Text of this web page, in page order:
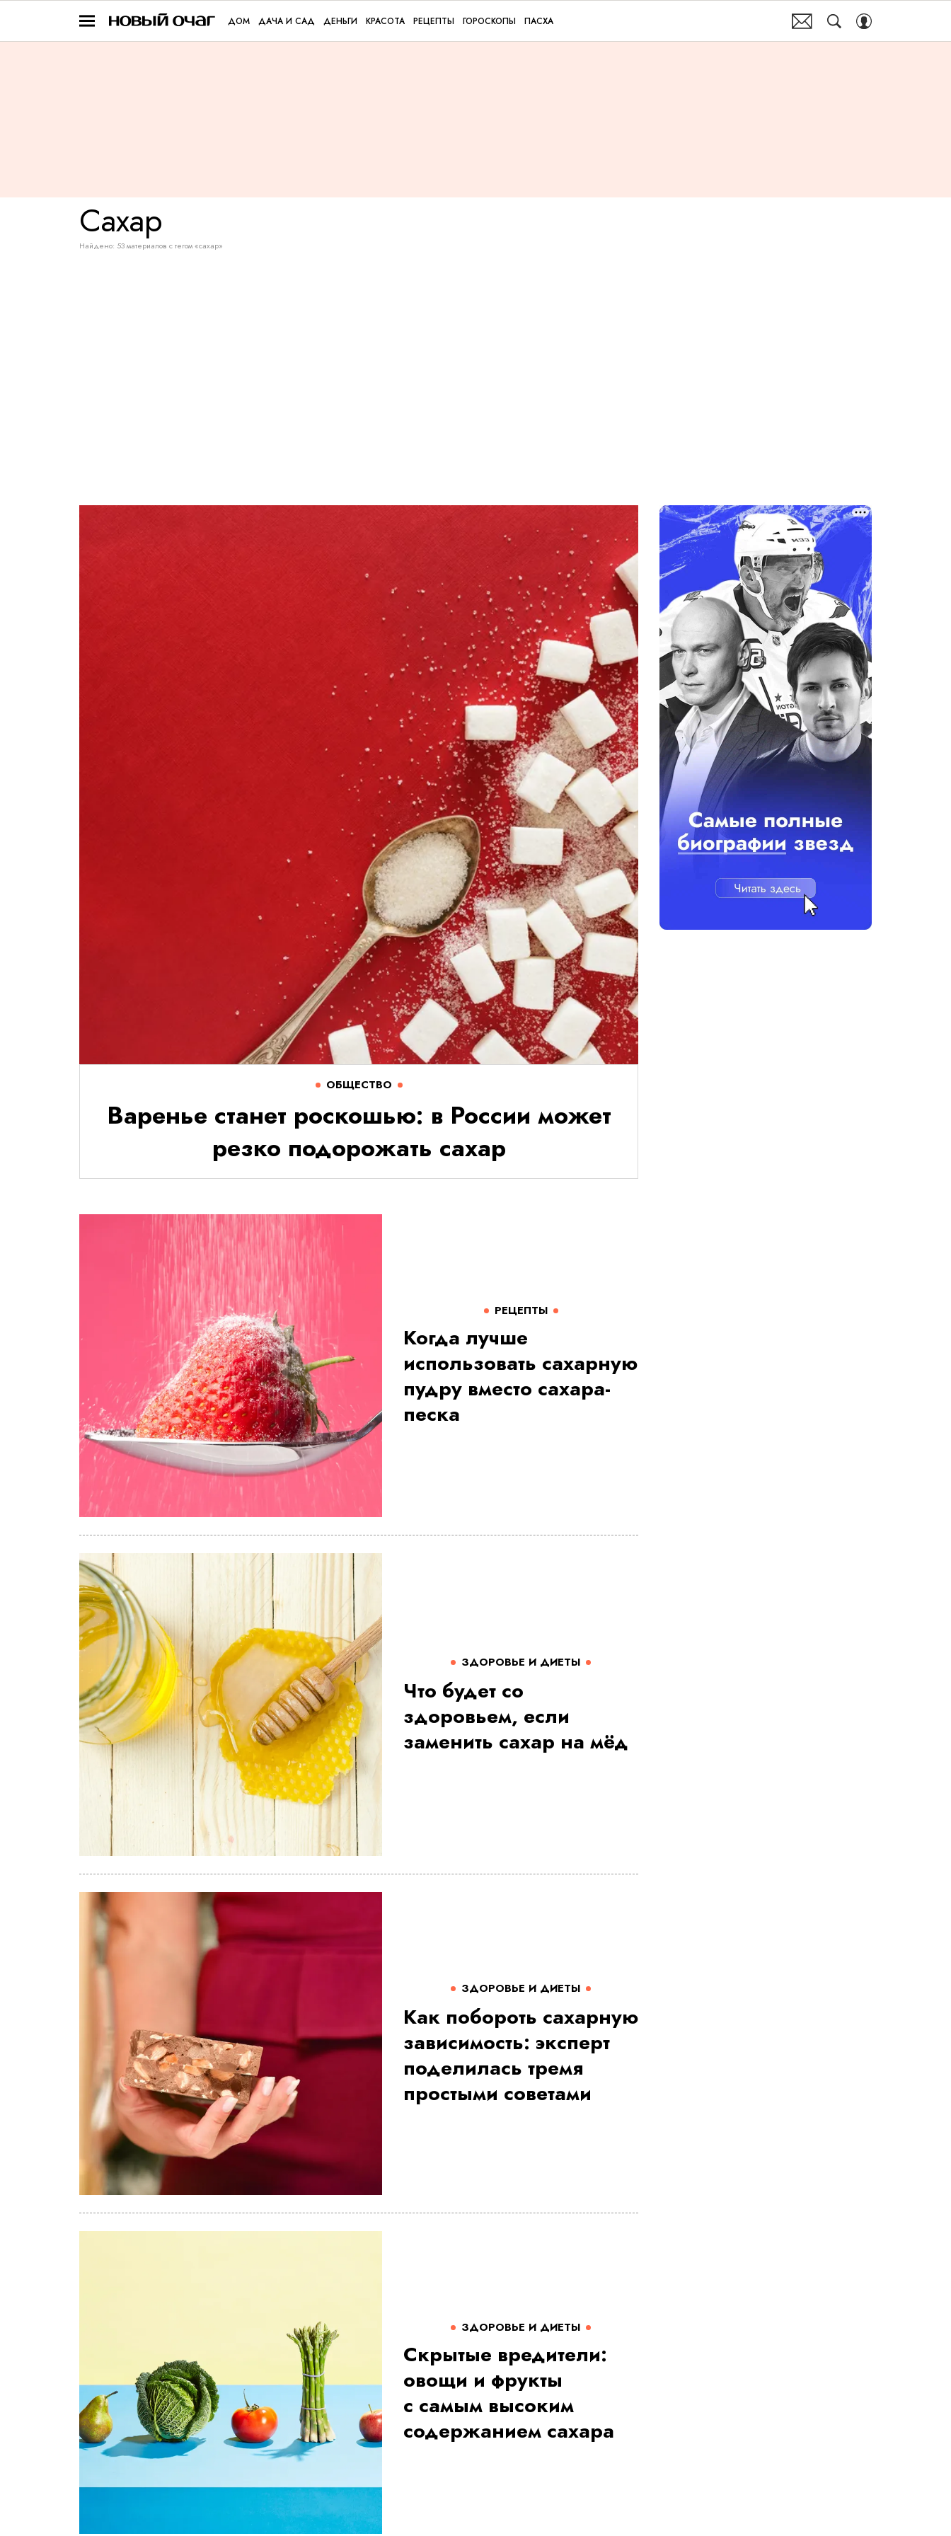
ДОМ ДАЧА И САД ДЕНЬГИ КРАСОТА РЕЦЕПТЫ ГОРОСКОПЫ ПАСХА
Сахар
Найдено: 53 материалов с тегом «сахар»
ОБЩЕСТВО
Варенье станет роскошью: в России может
резко подорожать сахар
РЕЦЕПТЫ
Когда лучше
использовать сахарную
пудру вместо сахара-
песка
ЗДОРОВЬЕ И ДИЕТЫ
Что будет со
здоровьем, если
заменить сахар на мёд
ЗДОРОВЬЕ И ДИЕТЫ
Как побороть сахарную
зависимость: эксперт
поделилась тремя
простыми советами
ЗДОРОВЬЕ И ДИЕТЫ
Скрытые вредители:
овощи и фрукты
с самым высоким
содержанием сахара